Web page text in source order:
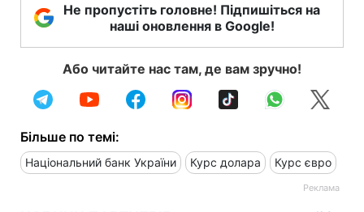
Не пропустіть головне! Підпишіться на
наші оновлення в Google!
Або читайте нас там, де вам зручно!
Більше по темі:
Національний банк України Курс долара Курс євро